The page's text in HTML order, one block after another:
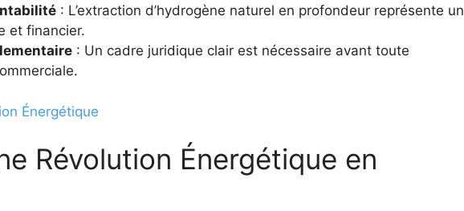
: L’extraction d’hydrogène naturel en profondeur représente un
et financier.
: Un cadre juridique clair est nécessaire avant toute
Énergétique
Révolution Énergétique en